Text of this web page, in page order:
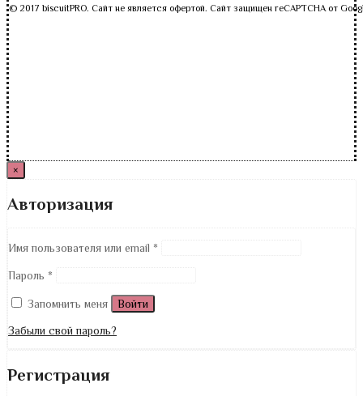
© 2017 biscuitPRO. Сайт не является офертой. Сайт защищен reCAPTCHA от
×
Авторизация
Имя пользователя или email *
Пароль *
Запомнить меня Войти
Забыли свой пароль?
Регистрация